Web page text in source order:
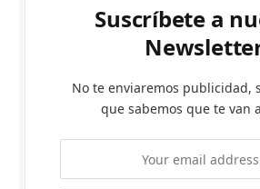
Suscríbete a
No te enviaremos publicidad,
que sabemos que te van